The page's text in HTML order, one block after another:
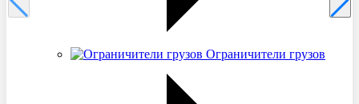
Ограничители грузов